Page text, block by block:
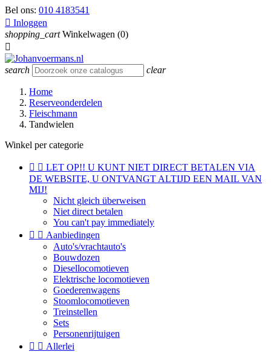
Bel ons: 010 4183541
 Inloggen
shopping_cart Winkelwagen (0)

search clear
Home
Reserveonderdelen
Fleischmann
Tandwielen
Winkel per categorie
  LET OP!! U KUNT NIET DIRECT BETALEN VIA
DE WEBSITE, U ONTVANGT ALTIJD EEN MAIL VAN
MIJ!
Nicht gleich überweisen
Niet direct betalen
You can't pay immediately
  Aanbiedingen
Auto's/vrachtauto's
Bouwdozen
Diesellocomotieven
Elektrische locomotieven
Goederenwagens
Stoomlocomotieven
Treinstellen
Sets
Personenrijtuigen
  Allerlei